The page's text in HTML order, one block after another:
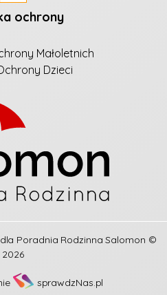
ochrony
Małoletnich
Dzieci
Poradnia Rodzinna Salomon ©
2026
sprawdzNas.pl